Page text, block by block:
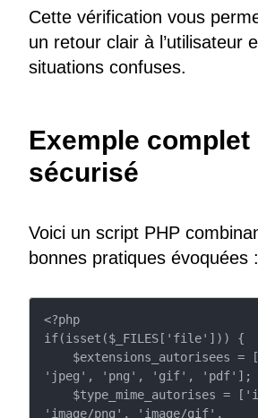
Cette vérification vous
un retour clair à l’utilisateur
situations confuses.
Exemple complet
sécurisé
Voici un script PHP
bonnes pratiques évoquées :
<?php
if(isset($_FILES['file'])) {
'jpeg', 'png', 'gif', 'pdf'];
'image/png', 'image/gif',